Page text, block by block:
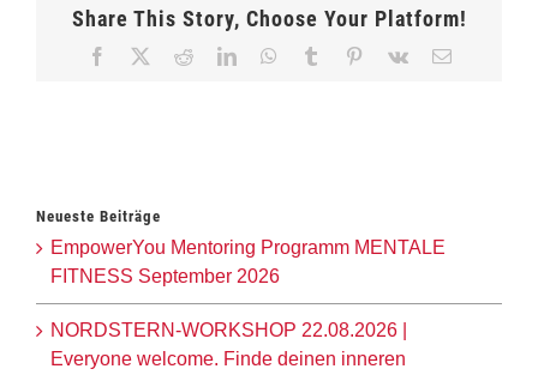
Share This Story, Choose Your Platform!
Facebook RedditLinkedInWhatsApp
Tumblr Pinterest
Vk
E-
Neueste Beiträge
EmpowerYou Mentoring Programm MENTALE
FITNESS September 2026
NORDSTERN-WORKSHOP 22.08.2026 |
Everyone welcome. Finde deinen inneren